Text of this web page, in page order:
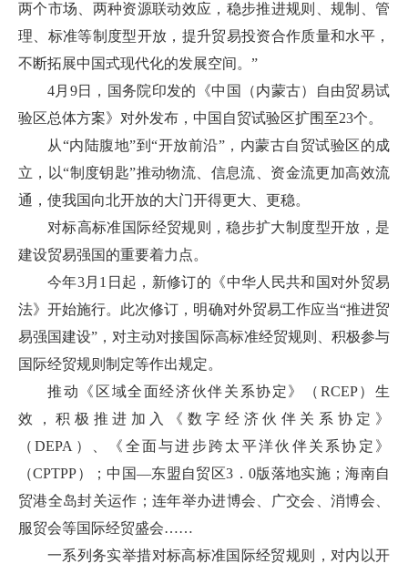
两个市场、两种资源联动效应，稳步推进规则、规制、管
理、标准等制度型开放，提升贸易投资合作质量和水平，
不断拓展中国式现代化的发展空间。”
4月9日，国务院印发的《中国（内蒙古）自由贸易试
验区总体方案》对外发布，中国自贸试验区扩围至23个。
从“内陆腹地”到“开放前沿”，内蒙古自贸试验区的成
立，以“制度钥匙”推动物流、信息流、资金流更加高效流
通，使我国向北开放的大门开得更大、更稳。
对标高标准国际经贸规则，稳步扩大制度型开放，是
建设贸易强国的重要着力点。
今年3月1日起，新修订的《中华人民共和国对外贸易
法》开始施行。此次修订，明确对外贸易工作应当“推进贸
易强国建设”，对主动对接国际高标准经贸规则、积极参与
国际经贸规则制定等作出规定。
推动《区域全面经济伙伴关系协定》（RCEP）生
效，积极推进加入《数字经济伙伴关系协定》
（DEPA）、《全面与进步跨太平洋伙伴关系协定》
（CPTPP）；中国—东盟自贸区3．0版落地实施；海南自
贸港全岛封关运作；连年举办进博会、广交会、消博会、
服贸会等国际经贸盛会……
一系列务实举措对标高标准国际经贸规则，对内以开